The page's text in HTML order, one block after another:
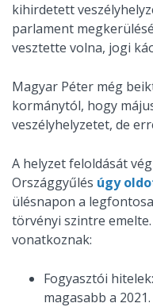
kihirdetett
parlament
vesztette volna, jogi
Magyar Péter még
kormánytól, hogy
veszélyhelyzetet, de
A helyzet feloldását
Országgyűlés úgy
ülésnapon a
törvényi szintre
vonatkoznak:
Fogyasztói
magasabb a